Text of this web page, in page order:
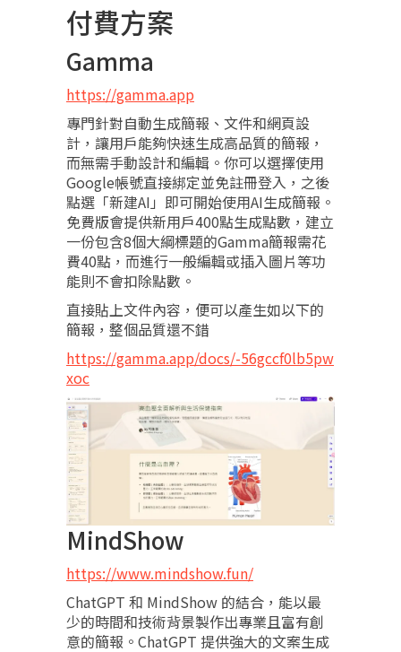
付費方案
Gamma
https://gamma.app
專門針對自動生成簡報、文件和網頁設
計，讓用戶能夠快速生成高品質的簡報，
而無需手動設計和編輯。你可以選擇使用
Google帳號直接綁定並免註冊登入，之後
點選「新建AI」即可開始使用AI生成簡報。
免費版會提供新用戶400點生成點數，建立
一份包含8個大綱標題的Gamma簡報需花
費40點，而進行一般編輯或插入圖片等功
能則不會扣除點數。
直接貼上文件內容，便可以產生如以下的
簡報，整個品質還不錯
https://gamma.app/docs/-56gccf0lb5pw
xoc
MindShow
https://www.mindshow.fun/
ChatGPT 和 MindShow 的結合，能以最
少的時間和技術背景製作出專業且富有創
意的簡報。ChatGPT 提供強大的文案生成